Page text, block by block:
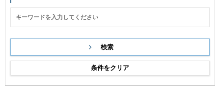
条件をクリア